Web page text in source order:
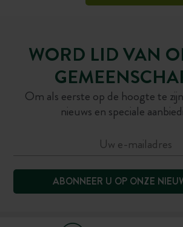
WORD LID VAN
Om als eerste op de hoogte te
nieuws en speciale
ABONNEER U OP ONZE